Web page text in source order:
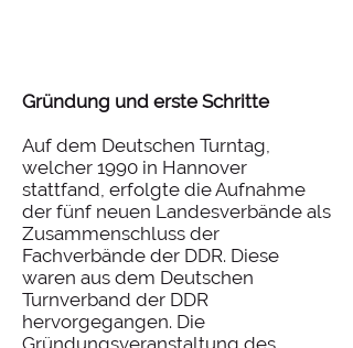
Gründung und erste Schritte
Auf dem Deutschen Turntag,
welcher 1990 in Hannover
stattfand, erfolgte die Aufnahme
der fünf neuen Landesverbände als
Zusammenschluss der
Fachverbände der DDR. Diese
waren aus dem Deutschen
Turnverband der DDR
hervorgegangen. Die
Gründungsveranstaltung des